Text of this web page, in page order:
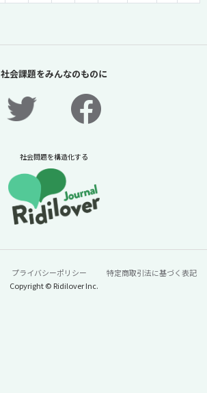
社会課題をみんなのものに
社会問題を構造化する
プライバシーポリシー
特定商取引法に基づく表記
Copyright © Ridilover Inc.